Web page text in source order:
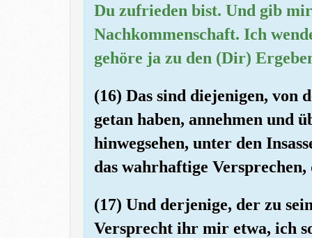
Du zufrieden bist. Und gib
Nachkommenschaft. Ich
gehöre ja zu den (Dir)
(16) Das sind diejenigen, von
getan haben, annehmen und
hinwegsehen, unter den
das wahrhaftige Versprechen,
(17) Und derjenige, der zu
Versprecht ihr mir etwa, ich